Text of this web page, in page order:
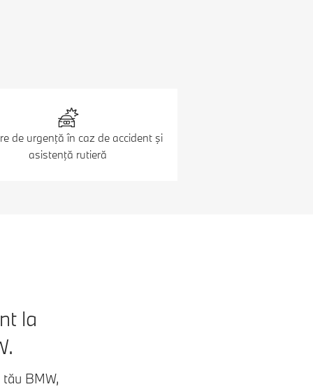
de urgenţă în caz de accident şi
asistenţă rutieră
la
BMW,